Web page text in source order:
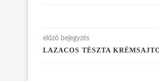
előző bejegyzés
LAZACOS TÉSZTA